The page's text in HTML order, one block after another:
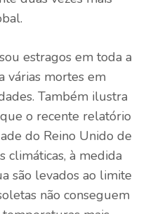
estragos em toda a
várias mortes em
Também ilustra
o recente relatório
do Reino Unido de
climáticas, à medida
são levados ao limite
não conseguem